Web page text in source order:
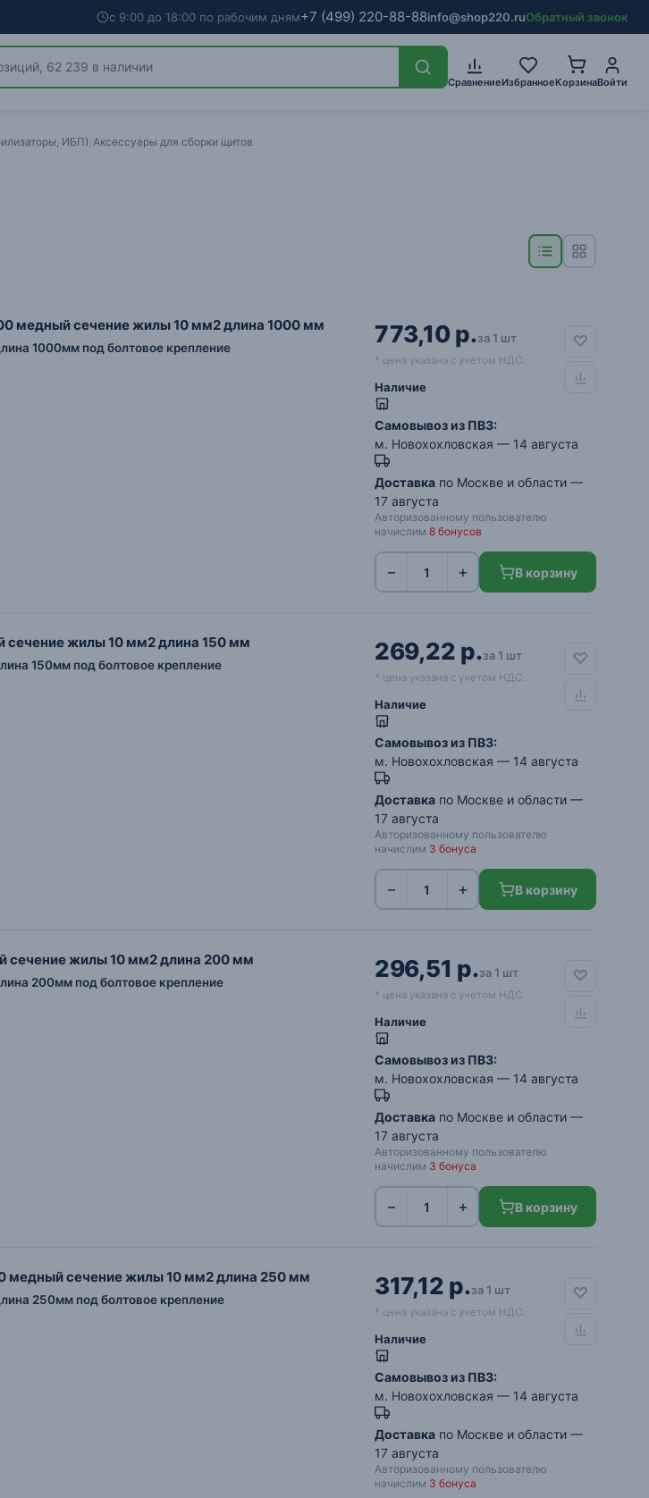
с 9:00 до 18:00 по рабочим дням+7 (499) 220-88-88info@shop220.ruОбратный звонок
СравнениеИзбранноеКорзинаВойти
ИБП) Аксессуары для сборки щитов
медный сечение жилы 10 мм2 длина 1000 мм
1000мм под болтовое крепление
773,10 р.за 1 шт
* цена указана с учетом НДС.
Наличие
Самовывоз из ПВЗ:
м. Новохохловская — 14 августа
Доставка по Москве и области —
17 августа
Авторизованному пользователю
начислим 8 бонусов
− + В корзину
сечение жилы 10 мм2 длина 150 мм
150мм под болтовое крепление
269,22 р.за 1 шт
* цена указана с учетом НДС.
Наличие
Самовывоз из ПВЗ:
м. Новохохловская — 14 августа
Доставка по Москве и области —
17 августа
Авторизованному пользователю
начислим 3 бонуса
− + В корзину
сечение жилы 10 мм2 длина 200 мм
200мм под болтовое крепление
296,51 р.за 1 шт
* цена указана с учетом НДС.
Наличие
Самовывоз из ПВЗ:
м. Новохохловская — 14 августа
Доставка по Москве и области —
17 августа
Авторизованному пользователю
начислим 3 бонуса
− + В корзину
медный сечение жилы 10 мм2 длина 250 мм
250мм под болтовое крепление
317,12 р.за 1 шт
* цена указана с учетом НДС.
Наличие
Самовывоз из ПВЗ:
м. Новохохловская — 14 августа
Доставка по Москве и области —
17 августа
Авторизованному пользователю
начислим 3 бонуса